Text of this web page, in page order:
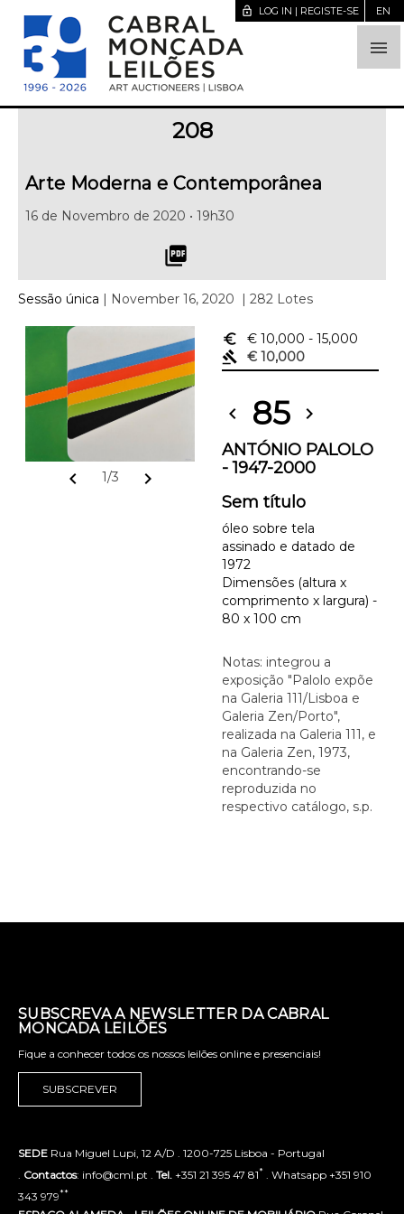

lock_open LOG IN | REGISTE-SE EN
208
Arte Moderna e Contemporânea
16 de Novembro de 2020 • 19h30
picture_as_pdf
Sessão única | November 16, 2020 | 282 Lotes
chevron_left 1/3 chevron_right
euro_symbol € 10,000 - 15,000
gavel
€ 10,000
chevron_left 85 chevron_right
ANTÓNIO PALOLO
- 1947-2000
Sem título
óleo sobre tela
assinado e datado de
1972
Dimensões (altura x
comprimento x largura) -
80 x 100 cm
Notas: integrou a
exposição "Palolo expõe
na Galeria 111/Lisboa e
Galeria Zen/Porto",
realizada na Galeria 111, e
na Galeria Zen, 1973,
encontrando-se
reproduzida no
respectivo catálogo, s.p.
SUBSCREVA A NEWSLETTER DA CABRAL
MONCADA LEILÕES
Fique a conhecer todos os nossos leilões online e presenciais!
SUBSCREVER
SEDE Rua Miguel Lupi, 12 A/D . 1200-725 Lisboa - Portugal
Contactos: info@cml.pt . Tel. +351 21 395 47 81* . Whatsapp +351 910
343 979**